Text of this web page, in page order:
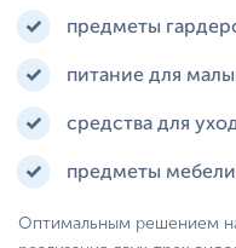
предметы
питание для
средства для
предметы
Оптимальным решением